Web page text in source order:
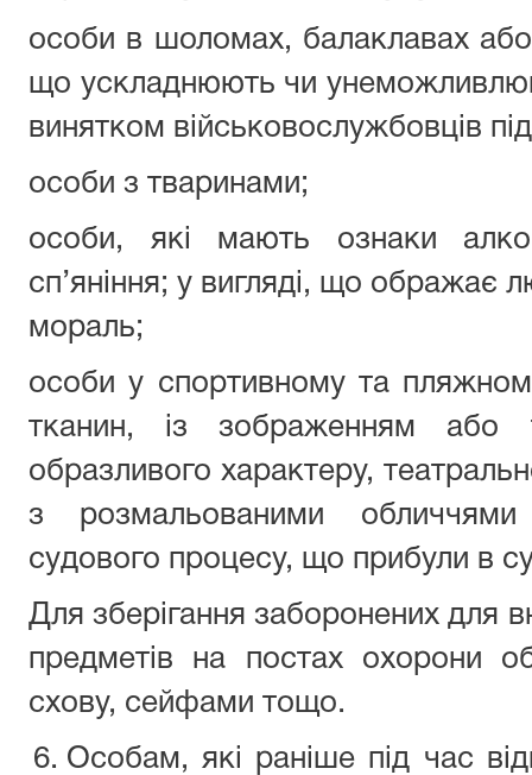
особи в шоломах, балаклавах
що ускладнюють чи
винятком військовослужбовців
особи з тваринами;
особи, які мають ознаки
сп’яніння; у вигляді, що ображає
мораль;
особи у спортивному та
тканин, із зображенням або
образливого характеру,
з розмальованими
судового процесу, що прибули в
Для зберігання заборонених для
предметів на постах охорони
схову, сейфами тощо.
Особам, які раніше під час